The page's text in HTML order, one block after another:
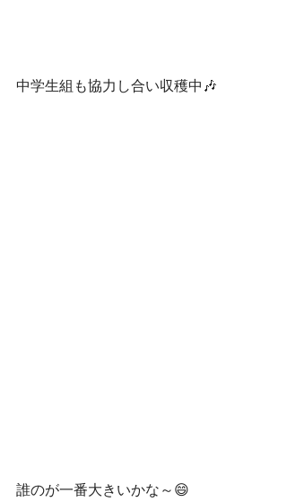
中学生組も協力し合い収穫中🎶
誰のが一番大きいかな～😄